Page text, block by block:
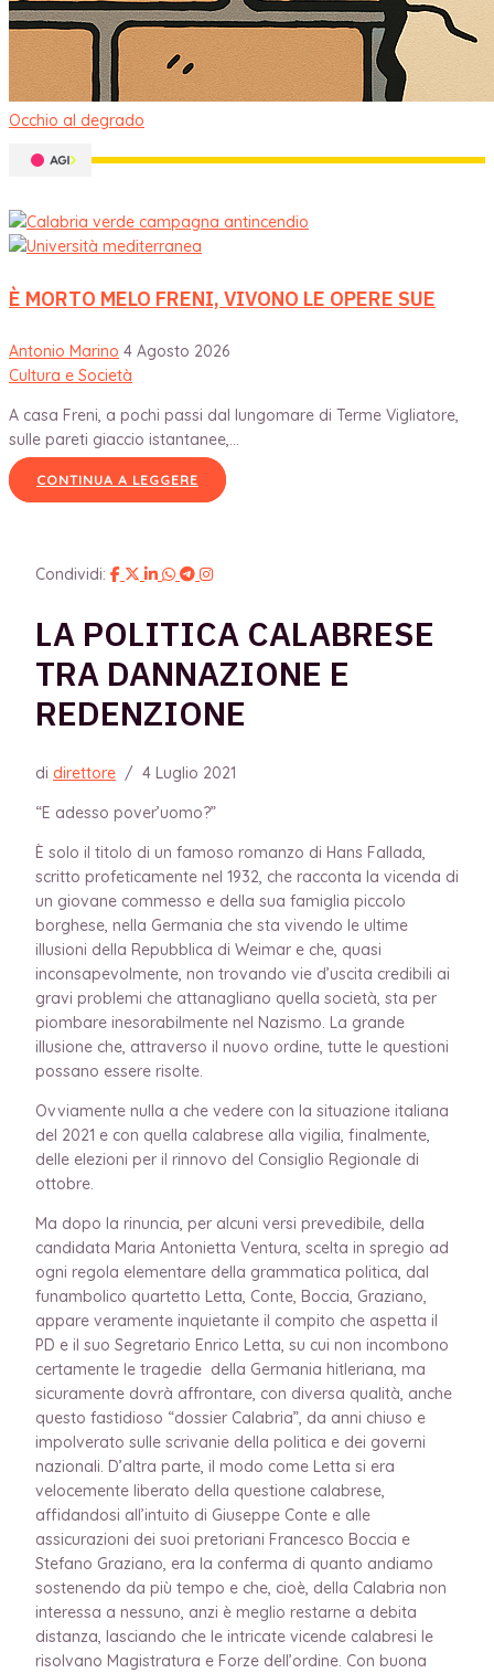
Occhio al degrado
È MORTO MELO FRENI, VIVONO LE OPERE SUE
Antonio Marino 4 Agosto 2026
Cultura e Società
A casa Freni, a pochi passi dal lungomare di Terme Vigliatore,
sulle pareti giaccio istantanee,...
CONTINUA A LEGGERE
Condividi:
LA POLITICA CALABRESE
TRA DANNAZIONE E
REDENZIONE
di direttore / 4 Luglio 2021
“E adesso pover’uomo?”
È solo il titolo di un famoso romanzo di Hans Fallada,
scritto profeticamente nel 1932, che racconta la vicenda di
un giovane commesso e della sua famiglia piccolo
borghese, nella Germania che sta vivendo le ultime
illusioni della Repubblica di Weimar e che, quasi
inconsapevolmente, non trovando vie d’uscita credibili ai
gravi problemi che attanagliano quella società, sta per
piombare inesorabilmente nel Nazismo. La grande
illusione che, attraverso il nuovo ordine, tutte le questioni
possano essere risolte.
Ovviamente nulla a che vedere con la situazione italiana
del 2021 e con quella calabrese alla vigilia, finalmente,
delle elezioni per il rinnovo del Consiglio Regionale di
ottobre.
Ma dopo la rinuncia, per alcuni versi prevedibile, della
candidata Maria Antonietta Ventura, scelta in spregio ad
ogni regola elementare della grammatica politica, dal
funambolico quartetto Letta, Conte, Boccia, Graziano,
appare veramente inquietante il compito che aspetta il
PD e il suo Segretario Enrico Letta, su cui non incombono
certamente le tragedie della Germania hitleriana, ma
sicuramente dovrà affrontare, con diversa qualità, anche
questo fastidioso “dossier Calabria”, da anni chiuso e
impolverato sulle scrivanie della politica e dei governi
nazionali. D’altra parte, il modo come Letta si era
velocemente liberato della questione calabrese,
affidandosi all’intuito di Giuseppe Conte e alle
assicurazioni dei suoi pretoriani Francesco Boccia e
Stefano Graziano, era la conferma di quanto andiamo
sostenendo da più tempo e che, cioè, della Calabria non
interessa a nessuno, anzi è meglio restarne a debita
distanza, lasciando che le intricate vicende calabresi le
risolvano Magistratura e Forze dell’ordine. Con buona